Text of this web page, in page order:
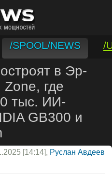
/SPOOL/NEWS
/
в Эр-
где
тыс. ИИ-
GB300 и
[14:14], Руслан Авдеев